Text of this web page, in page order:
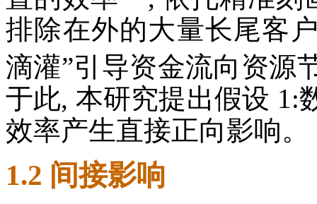
排除在外的大量长尾客
滴灌”引导资金流向资源
于此, 本研究提出假设 1:
效率产生直接正向影响。
1.2 间接影响